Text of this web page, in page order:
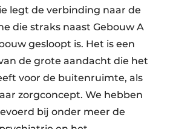
legt de verbinding naar de
die straks naast Gebouw A
gesloopt is. Het is een
de grote aandacht die het
voor de buitenruimte, als
zorgconcept. We hebben
bij onder meer de